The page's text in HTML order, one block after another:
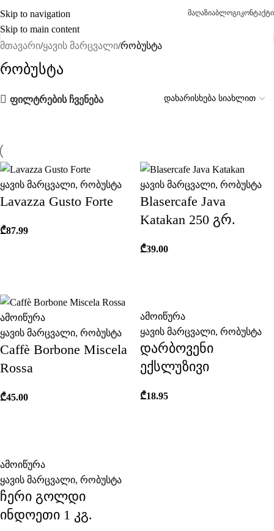
Skip to navigation
Skip to main content
მაღაზიაბლოგიკონტაქტი
მთავარი ყავის მარცვალი რობუსტა
Რობუსტა
ფილტრების ჩვენება
ყავის მარცვალი, რობუსტა
Lavazza Gusto Forte
₾87.99
ყავის მარცვალი, რობუსტა
Blasercafe Java
Katakan 250 გრ.
₾39.00
ამოიწურა
ყავის მარცვალი, რობუსტა
Caffè Borbone Miscela
Rossa
₾45.00
ამოიწურა
ყავის მარცვალი, რობუსტა
დარბოვენი
ექსლუზივი
₾18.95
ამოიწურა
ყავის მარცვალი, რობუსტა
ჩერი გოლდი
ინდოეთი 1 კგ.